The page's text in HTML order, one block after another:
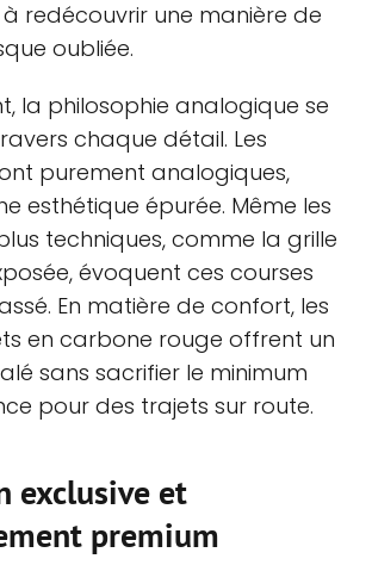
redécouvrir une manière de
oubliée.
la philosophie analogique se
chaque détail. Les
purement analogiques,
esthétique épurée. Même les
techniques, comme la grille
évoquent ces courses
En matière de confort, les
en carbone rouge offrent un
sans sacrifier le minimum
pour des trajets sur route.
exclusive et
premium